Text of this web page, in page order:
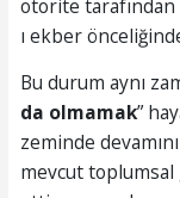
otorite
ı ekber
Bu durum aynı
da olmamak”
zeminde
mevcut